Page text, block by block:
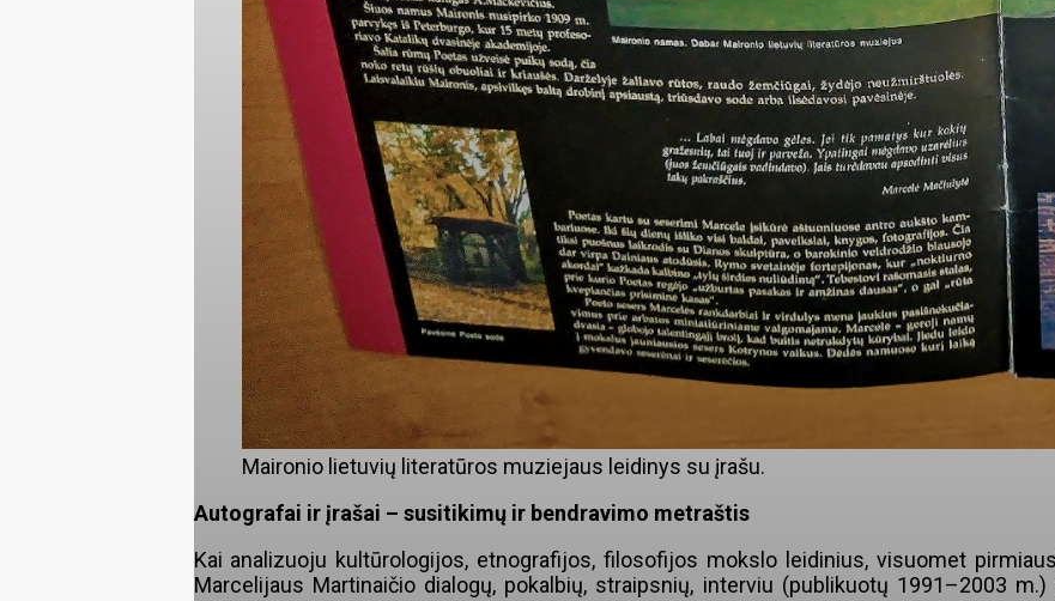
Maironio lietuvių literatūros muziejaus leidinys su įrašu.
Autografai ir įrašai – susitikimų ir bendravimo metraštis
Kai analizuoju kultūrologijos, etnografijos, filosofijos mokslo leidinius, visuomet
Marcelijaus Martinaičio dialogų, pokalbių, straipsnių, interviu (publikuotų 1991–2003